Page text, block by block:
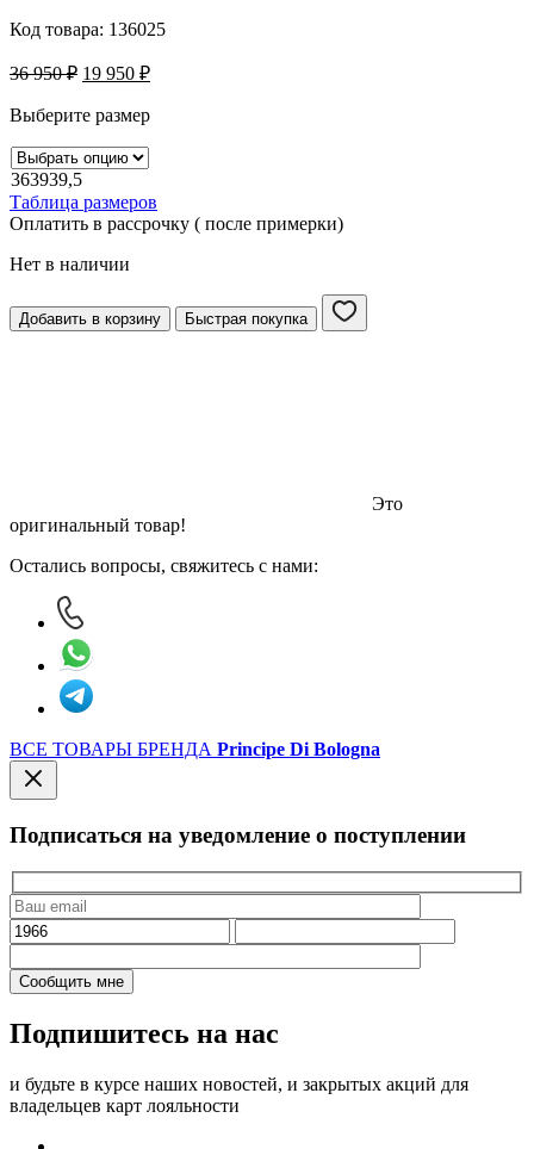
Код товара: 136025
36 950₽ 19 950 ₽
Выберите размер
363939,5
Таблица размеров
Оплатить в рассрочку ( после примерки)
Нет в наличии
Добавить в корзину Быстрая покупка
Это
оригинальный товар!
Остались вопросы, свяжитесь с нами:
ВСЕ ТОВАРЫ БРЕНДА Principe Di Bologna
Подписаться на уведомление о поступлении
Подпишитесь на нас
и будьте в курсе наших новостей, и закрытых акций для
владельцев карт лояльности